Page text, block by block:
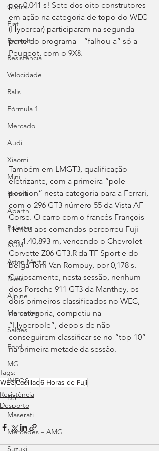
Cupra
Fiat
Renault
Resistência
Velocidade
Ralis
Fórmula 1
Mercado
Audi
Xiaomi
Mini
Honda
Abarth
Polestar
KGM
Aston Martin
Dicas
Alpine
Mercedes
Salões
Ford
MG
INEOS
DS
Maserati
Mercedes – AMG
Suzuki
por 0,041 s! Sete dos oito construtores
em ação na categoria de topo do WEC
(Hypercar) participaram na segunda
parte do programa – “falhou-a” só a
Peugeot, com o 9X8.
Também em LMGT3, qualificação
eletrizante, com a primeira “pole
position” nesta categoria para a Ferrari,
com o 296 GT3 número 55 da Vista AF
Corse. O carro com o francês François
Heriau aos comandos percorreu Fuji
em 1.40,893 m, vencendo o Chevrolet
Corvette Z06 GT3.R da TF Sport e do
belga Tom Van Rompuy, por 0,178 s.
Curiosamente, nesta sessão, nenhum
dos Porsche 911 GT3 da Manthey, os
dois primeiros classificados no WEC,
na categoria, competiu na
“Hyperpole”, depois de não
conseguirem classificar-se no “top-10”
na primeira metade da sessão.
Tags:
WECCadillac6 Horas de Fuji
Resistência
Desporto